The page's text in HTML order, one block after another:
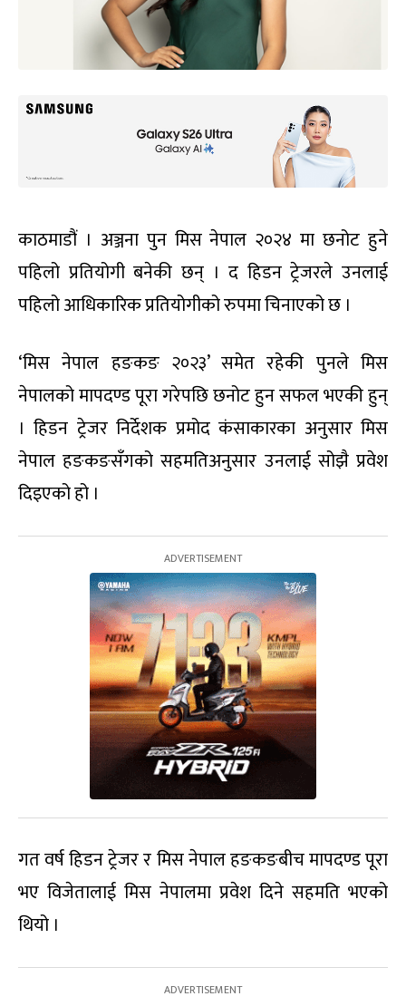
काठमाडौं । अञ्जना पुन मिस नेपाल २०२४ मा छनोट हुने
पहिलो प्रतियोगी बनेकी छन् । द हिडन ट्रेजरले उनलाई
पहिलो आधिकारिक प्रतियोगीको रुपमा चिनाएको छ ।
‘मिस नेपाल हङकङ २०२३’ समेत रहेकी पुनले मिस
नेपालको मापदण्ड पूरा गरेपछि छनोट हुन सफल भएकी हुन्
। हिडन ट्रेजर निर्देशक प्रमोद कंसाकारका अनुसार मिस
नेपाल हङकङसँगको सहमतिअनुसार उनलाई सोझै प्रवेश
दिइएको हो ।
गत वर्ष हिडन ट्रेजर र मिस नेपाल हङकङबीच मापदण्ड पूरा
भए विजेतालाई मिस नेपालमा प्रवेश दिने सहमति भएको
थियो ।